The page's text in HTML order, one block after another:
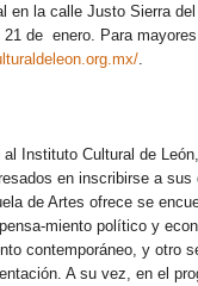
en la calle Justo Sierra del
de enero. Para
al Instituto Cultural de
en inscribirse a sus
de Artes ofrece se
miento político y
contemporáneo, y otro
A su vez, en el